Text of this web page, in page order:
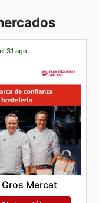
31 ago.
Gros Mercat